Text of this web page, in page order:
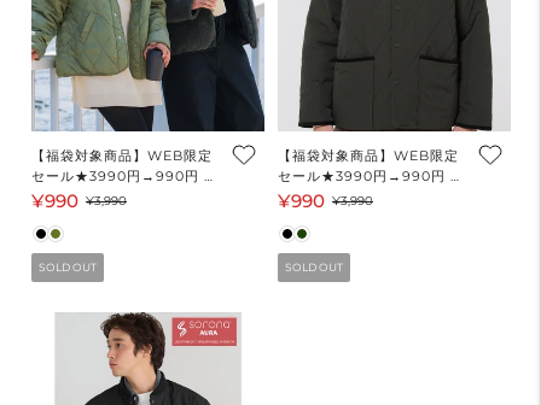
【福袋対象商品】WEB限定
セール★3990円→990円 キ
ルティングリバーシブルボア
ンズ レディース メール便不
可
¥990 セ
ル
価
格
通
価
格
¥3,990
SOLD OUT
【福袋対象商品】WEB限定
セール★3990円→990円 キ
ルティング中綿ブルゾン ウ
便不可 coca コカ
¥990 セ
ル
価
通
価
格
¥3,990
SOLD OUT